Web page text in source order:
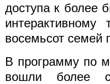
доступа к более
восемьсот семей
В программу по
вошли более